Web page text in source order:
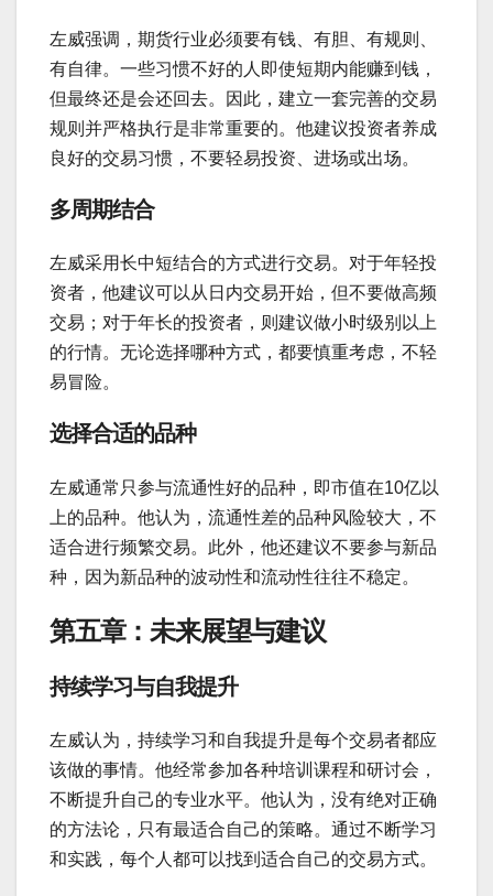
左威强调，期货行业必须要有钱、有胆、有规则、
有自律。一些习惯不好的人即使短期内能赚到钱，
但最终还是会还回去。因此，建立一套完善的交易
规则并严格执行是非常重要的。他建议投资者养成
良好的交易习惯，不要轻易投资、进场或出场。
多周期结合
左威采用长中短结合的方式进行交易。对于年轻投
资者，他建议可以从日内交易开始，但不要做高频
交易；对于年长的投资者，则建议做小时级别以上
的行情。无论选择哪种方式，都要慎重考虑，不轻
易冒险。
选择合适的品种
左威通常只参与流通性好的品种，即市值在10亿以
上的品种。他认为，流通性差的品种风险较大，不
适合进行频繁交易。此外，他还建议不要参与新品
种，因为新品种的波动性和流动性往往不稳定。
第五章：未来展望与建议
持续学习与自我提升
左威认为，持续学习和自我提升是每个交易者都应
该做的事情。他经常参加各种培训课程和研讨会，
不断提升自己的专业水平。他认为，没有绝对正确
的方法论，只有最适合自己的策略。通过不断学习
和实践，每个人都可以找到适合自己的交易方式。